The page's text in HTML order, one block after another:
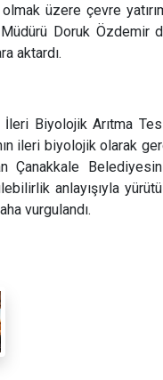
üzere çevre
Doruk Özdemir
aktardı.
Biyolojik Arıtma
ileri biyolojik olarak
anlayışıyla
vurgulandı.